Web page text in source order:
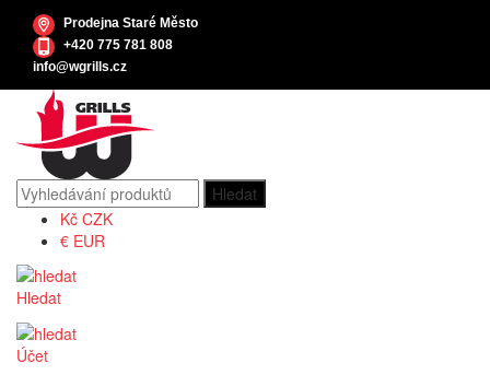
Prodejna Staré Město
+420 775 781 808
info@wgrills.cz
Kč CZK
€ EUR
Hledat
Účet